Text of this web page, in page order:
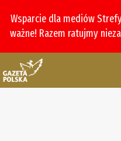
Wsparcie dla mediów
ważne! Razem ratujmy